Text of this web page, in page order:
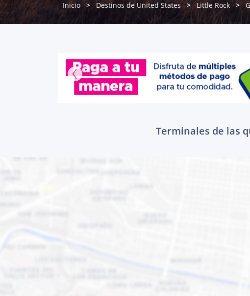
Inicio Destinos de United States Little Rock
Terminales de las